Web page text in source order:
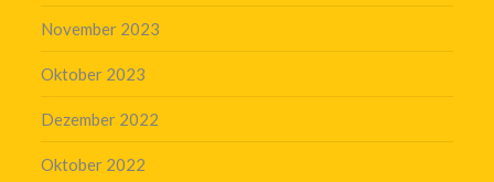
November 2023
Oktober 2023
Dezember 2022
Oktober 2022